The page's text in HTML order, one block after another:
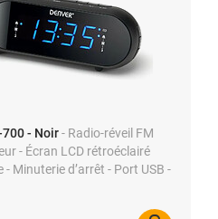
700 - Noir- Radio-réveil FM
- Écran LCD rétroéclairé
- Minuterie d’arrêt - Port USB -